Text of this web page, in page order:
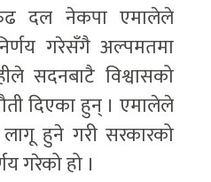
दल नेकपा एमालेले
गरेसँगै अल्पमतमा
सदनबाटै विश्वासको
दिएका हुन् । एमालेले
हुने गरी सरकारको
गरेको हो ।